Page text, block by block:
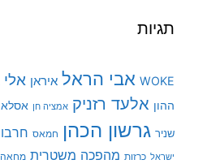
תגיות
WOKE אבי הראל איראן אלי
ההון אלעד רזניק אמציה חן
שניר גרשון הכהן חמאס
ישראל כרזות מהפכה משטרית מחאה